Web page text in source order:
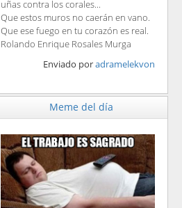
uñas contra los corales...
Que estos muros no caerán en vano.
Que ese fuego en tu corazón es real.
Rolando Enrique Rosales Murga
Enviado poradramelekvon
Meme del día